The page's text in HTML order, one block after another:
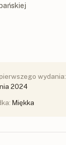
wydania:
2024
Miękka